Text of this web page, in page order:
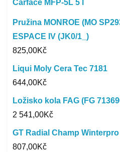
Carface MFP-5L 5 l
Pružina MONROE (MO
ESPACE IV (JK0/1_)
825,00Kč
Liqui Moly Cera Tec 7181
644,00Kč
Ložisko kola FAG (FG
2 541,00Kč
GT Radial Champ Winterpro
807,00Kč